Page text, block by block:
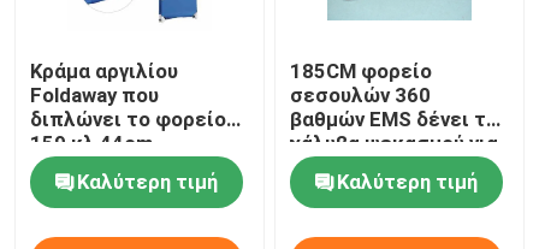
Κράμα αργιλίου
Foldaway που
διπλώνει το φορείο
159 κλ 44cm
σεσουλών
Καλύτερη τιμή
185CM φορείο
σεσουλών 360
βαθμών EMS δένει το
χάλυβα ψεκασμού για
την υπομονετική
μεταφοράΚαλύτερη τιμή